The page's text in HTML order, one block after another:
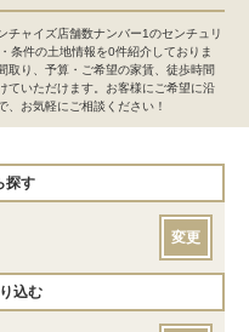
チャイズ店舗数ナンバー1のセンチュリ
条件の土地情報を0件紹介しておりま
取り、予算・ご希望の家賃、徒歩時間
ていただけます。お客様にご希望に沿
、お気軽にご相談ください！
探す
変更
込む